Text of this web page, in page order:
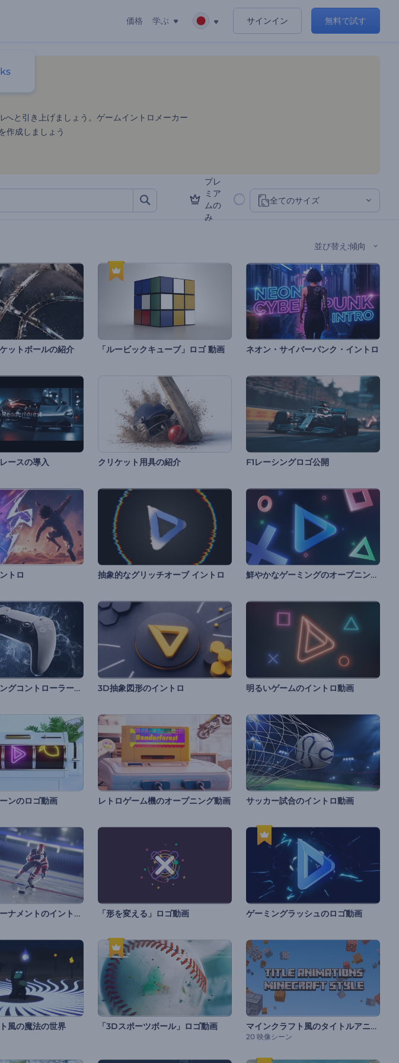
価格 学ぶ サインイン 無料で試す
ト
と引き上げましょう。ゲームイントロメーカー
作成しましょう
プレ
ミア
ムの
み
全てのサイズ
並び替え :傾向
ットボールの紹介 「ルービックキューブ」ロゴ 動画 ネオン・サイバーパンク・イントロ
ースの導入 クリケット用具の紹介 F1レーシングロゴ公開
トロ 抽象的なグリッチオーブ イントロ 鮮やかなゲーミングのオープニング動画
派手なゲーミングコントローラーのイントロ動画 3D抽象図形のイントロ 明るいゲームのイントロ動画
ンのロゴ動画 レトロゲーム機のオープニング動画 サッカー試合のイントロ動画
ホッケー・トーナメントのイントロ動画 「形を変える」ロゴ動画 ゲーミングラッシュのロゴ動画
風の魔法の世界 「3Dスポーツボール」ロゴ動画 マインクラフト風のタイトルアニメーション
20 映像シーン